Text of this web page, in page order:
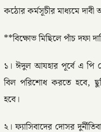
কঠোর কর্মসূচীর মাধ্যমে দাবী
**বিক্ষোভ মিছিলে পাঁচ দফা
১। ঈদুল আযহার পূর্বে এ পি
বিল পরিশোধ করতে হবে,
হবে।
২। ফ্যাসিবাদের দোসর